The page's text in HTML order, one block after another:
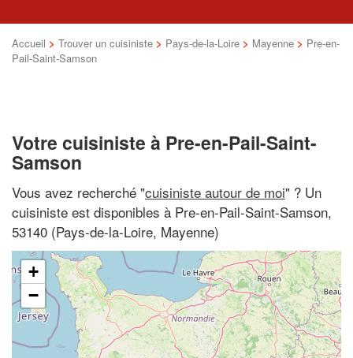
Accueil > Trouver un cuisiniste > Pays-de-la-Loire > Mayenne > Pre-en-
Pail-Saint-Samson
Votre cuisiniste à Pre-en-Pail-Saint-
Samson
Vous avez recherché "cuisiniste autour de moi" ? Un
cuisiniste est disponibles à Pre-en-Pail-Saint-Samson,
53140 (Pays-de-la-Loire, Mayenne)
+
−